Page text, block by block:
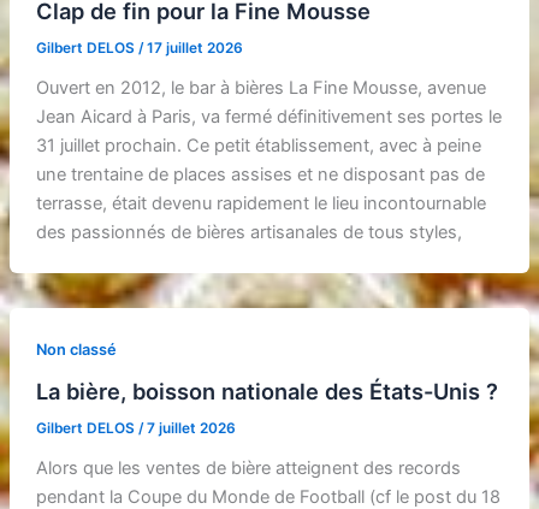
Clap de fin pour la Fine Mousse
Gilbert DELOS /17 juillet 2026
Ouvert en 2012, le bar à bières La Fine Mousse, avenue
Jean Aicard à Paris, va fermé définitivement ses portes le
31 juillet prochain. Ce petit établissement, avec à peine
une trentaine de places assises et ne disposant pas de
terrasse, était devenu rapidement le lieu incontournable
des passionnés de bières artisanales de tous styles,
Non classé
La bière, boisson nationale des États-Unis ?
Gilbert DELOS /7 juillet 2026
Alors que les ventes de bière atteignent des records
pendant la Coupe du Monde de Football (cf le post du 18